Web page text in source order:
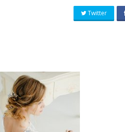
Twitter